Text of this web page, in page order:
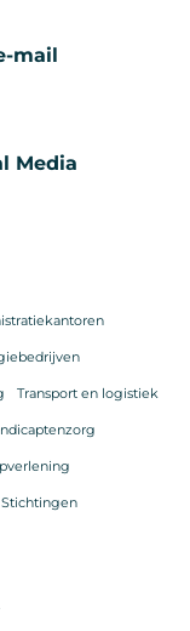
mail
Media
Transport en logistiek
Stichtingen